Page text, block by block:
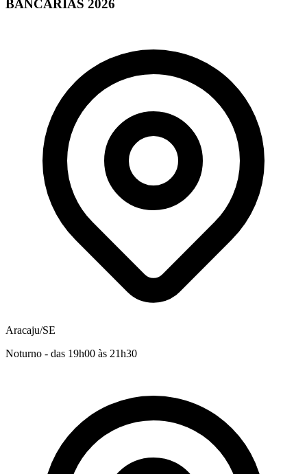
BANCÁRIAS 2026
Aracaju/SE
Noturno - das 19h00 às 21h30